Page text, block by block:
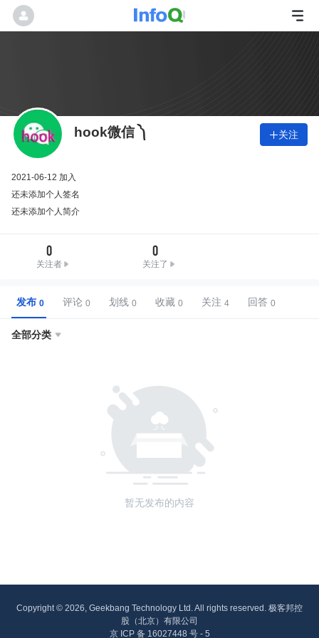
hook微信 ༽ 关注
2021-06-12 加入
还未添加个人签名
还未添加个人简介
0
关注者
0
关注了
发布 评论 划线 收藏 关注 回答
全部分类 
暂无发布的内容
Copyright © 2026, Geekbang Technology Ltd. All rights reserved. 极客邦控
股（北京）有限公司
京 ICP 备 16027448 号 - 5